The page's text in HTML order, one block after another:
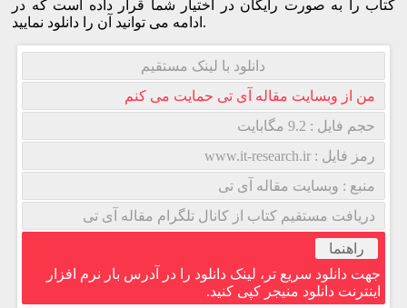
کتاب را به صورت رایگان در اختیار شما قرار داده است که در
ادامه می توانید آن را دانلود نمایید.
دانلود با لینک مستقیم
من از وبسایت مقاله آی تی حمایت می کنم
حجم فایل : 9.2 مگابایت
رمز فایل : www.it-research.ir
منبع : وبسایت مقاله آی تی
دریافت مستقیم کتاب از کانال تلگرام مقاله آی تی
راهنما
جهت دانلود سریع تر، لینک دانلود را در آدرس بار نرم افزار
اینترنت دانلود منیجر کپی کنید.